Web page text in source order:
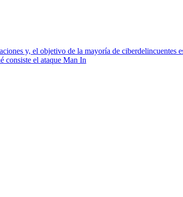
y, el objetivo de la mayoría de
consiste el ataque Man In